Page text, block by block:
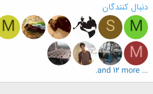
دنبال کنندگان
M
S
M
M
... and 12 more.